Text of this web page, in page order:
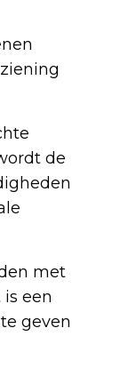
de
met
een
geven